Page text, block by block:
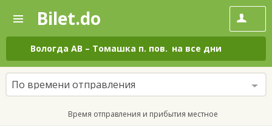
—
Поиск
и
покупка
билетов
на
автобус
онлайн
Bilet.do
Вологда АВ – Томашка п. пов. на все дни
По времени отправления
Время отправления и прибытия местное